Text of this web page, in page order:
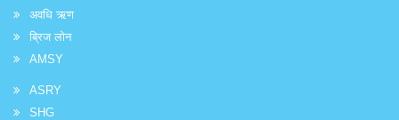
अवधि ऋण
ब्रिज लोन
AMSY
ASRY
SHG